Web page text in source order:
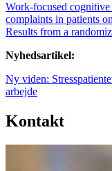
Work-focused
complaints in patients
Results from a
Nyhedsartikel:
Ny viden:
arbejde
Kontakt